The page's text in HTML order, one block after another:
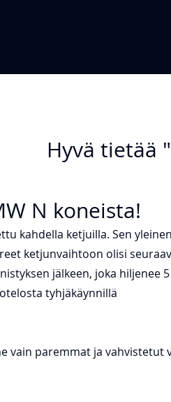
Hyvä tietää
N koneista!
kahdella ketjuilla. Sen
ketjunvaihtoon olisi
jälkeen, joka hiljenee
tyhjäkäynnillä
vain paremmat ja